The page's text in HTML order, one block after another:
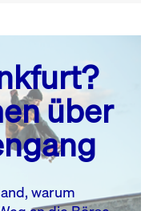
FR. SA. SO.
1
2
7 8
über
warum